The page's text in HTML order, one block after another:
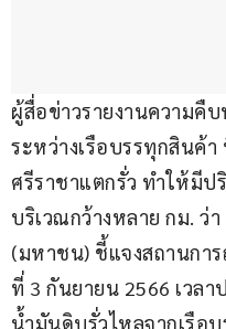
ผู้สื่อข่าวรายงานความคื
ระหว่างเรือบรรทุกสินค้
ศรีราชาแตกรั่ว ทำให้มี
บริเวณกว้างหลาย กม. ว่
(มหาชน) ชี้แจงสถานกา
ที่ 3 กันยายน 2566 เวล
น้ำมันดิบรั่วไหลจากเรือ